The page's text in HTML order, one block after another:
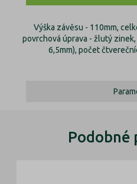
Výška závěsu - 110mm,
povrchová úprava - žlutý
6,5mm), počet
Podobné